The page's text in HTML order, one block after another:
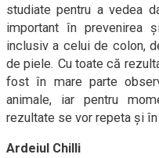
studiate pentru a vedea
important în prevenirea
inclusiv a celui de colon,
de piele. Cu toate că
fost în mare parte
animale, iar pentru
rezultate se vor repeta și
Ardeiul Chilli